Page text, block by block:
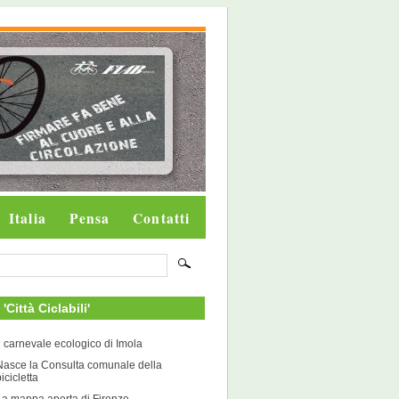
Italia Pensa Contatti
'Città Ciclabili'
carnevale ecologico di Imola
la Consulta comunale della